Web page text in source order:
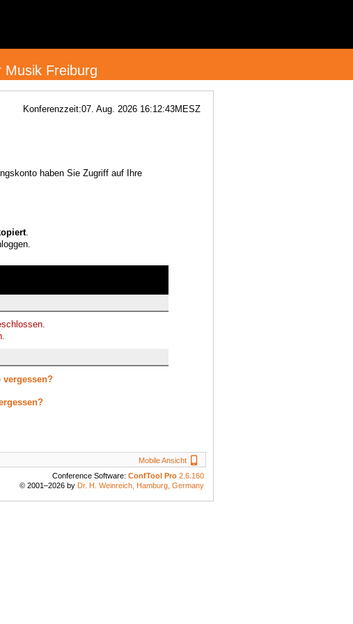
Musik Freiburg
Konferenzzeit:07. Aug. 2026 16:12:43MESZ
haben Sie Zugriff auf Ihre
.
vergessen?
Mobile Ansicht
Conference Software: ConfTool Pro 2.6.160
© 2001–2026 by Dr. H. Weinreich, Hamburg, Germany